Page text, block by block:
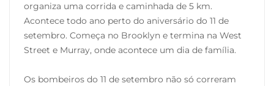
organiza uma corrida e caminhada de 5 km.
Acontece todo ano perto do aniversário do 11 de
setembro. Começa no Brooklyn e termina na West
Street e Murray, onde acontece um dia de família.
Os bombeiros do 11 de setembro não só correram